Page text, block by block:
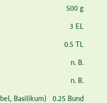
500 g
3 EL
0.5 TL
n. B.
n. B.
Basilikum) 0.25 Bund